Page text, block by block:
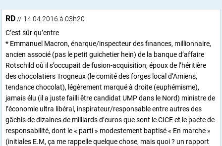
RD // 14.04.2016 à 03h20
C’est sûr qu’entre
* Emmanuel Macron, énarque/inspecteur des finances, millionnaire,
ancien associé (pas le petit guichetier hein) de la banque d’affaire
Rotschild où il s’occupait de fusion-acquisition, époux de l’héritière
des chocolatiers Trogneux (le comité des forges local d’Amiens,
tendance chocolat), légèrement marqué à droite (euphémisme),
jamais élu (il a juste failli être candidat UMP dans le Nord) ministre de
l’économie ultra libéral, inspirateur/responsable entre autres des
gâchis de dizaines de milliards d’euros que sont le CICE et le pacte de
responsabilité, dont le « parti » modestement baptisé « En marche »
(initiales E.M, ça me rappelle quelque chose, mais quoi ? un rapport